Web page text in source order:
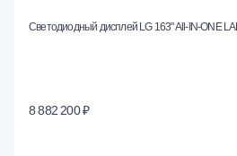
Светодиодный дисплей LG 163" All-IN-ONE
8 882 200 ₽